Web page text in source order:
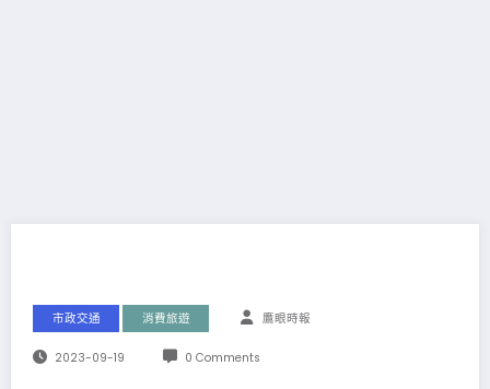
市政交通 消費旅遊 鷹眼時報
2023-09-19 0 Comments